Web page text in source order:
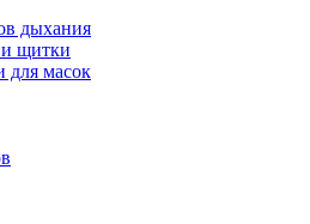
дыхания
щитки
для масок